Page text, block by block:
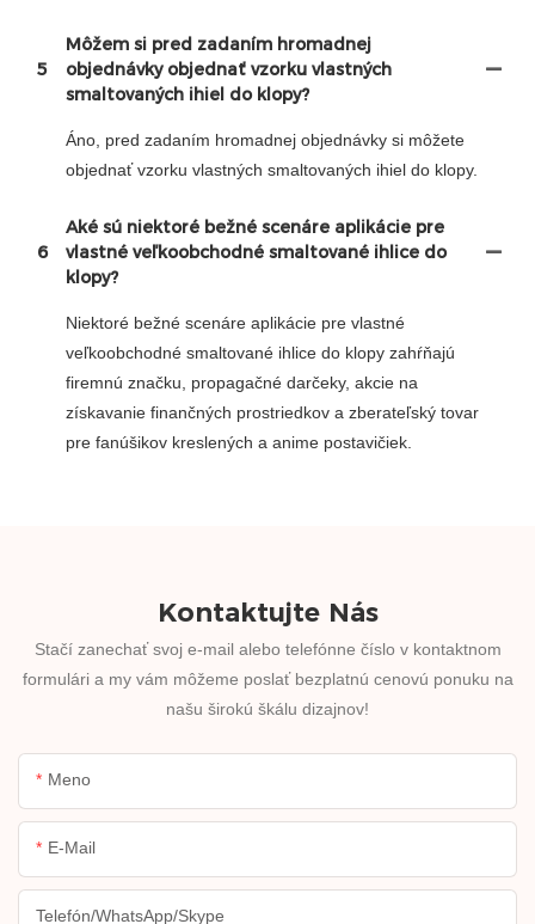
5
Môžem si pred zadaním hromadnej
objednávky objednať vzorku vlastných
smaltovaných ihiel do klopy?
Áno, pred zadaním hromadnej objednávky si môžete
objednať vzorku vlastných smaltovaných ihiel do klopy.
6
Aké sú niektoré bežné scenáre aplikácie pre
vlastné veľkoobchodné smaltované ihlice do
klopy?
Niektoré bežné scenáre aplikácie pre vlastné
veľkoobchodné smaltované ihlice do klopy zahŕňajú
firemnú značku, propagačné darčeky, akcie na
získavanie finančných prostriedkov a zberateľský tovar
pre fanúšikov kreslených a anime postavičiek.
Kontaktujte Nás
Stačí zanechať svoj e-mail alebo telefónne číslo v kontaktnom
formulári a my vám môžeme poslať bezplatnú cenovú ponuku na
našu širokú škálu dizajnov!
Meno
E-Mail
Telefón/WhatsApp/Skype